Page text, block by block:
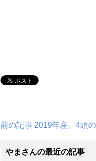
前の記事 2019年産、4頭
やまさんの最近の記事